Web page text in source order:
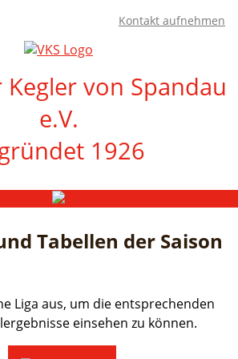
Kontakt aufnehmen
von Spandau
e.V.
1926
Tabellen der Saison
Liga aus, um die entsprechenden
einsehen zu können.